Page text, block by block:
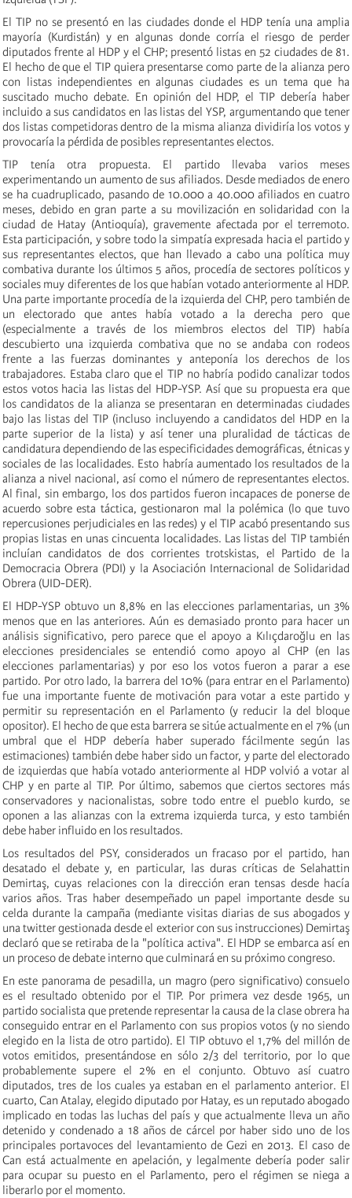
El TIP no se presentó en las ciudades donde el HDP tenía una amplia
mayoría (Kurdistán) y en algunas donde corría el riesgo de perder
diputados frente al HDP y el CHP; presentó listas en 52 ciudades de 81.
El hecho de que el TIP quiera presentarse como parte de la alianza pero
con listas independientes en algunas ciudades es un tema que ha
suscitado mucho debate. En opinión del HDP, el TIP debería haber
incluido a sus candidatos en las listas del YSP, argumentando que tener
dos listas competidoras dentro de la misma alianza dividiría los votos y
provocaría la pérdida de posibles representantes electos.
TIP tenía otra propuesta. El partido llevaba varios meses
experimentando un aumento de sus afiliados. Desde mediados de enero
se ha cuadruplicado, pasando de 10.000 a 40.000 afiliados en cuatro
meses, debido en gran parte a su movilización en solidaridad con la
ciudad de Hatay (Antioquía), gravemente afectada por el terremoto.
Esta participación, y sobre todo la simpatía expresada hacia el partido y
sus representantes electos, que han llevado a cabo una política muy
combativa durante los últimos 5 años, procedía de sectores políticos y
sociales muy diferentes de los que habían votado anteriormente al HDP.
Una parte importante procedía de la izquierda del CHP, pero también de
un electorado que antes había votado a la derecha pero que
(especialmente a través de los miembros electos del TIP) había
descubierto una izquierda combativa que no se andaba con rodeos
frente a lasfuerzas dominantesy anteponía los derechos de los
trabajadores. Estaba claro que el TIP no habría podido canalizar todos
estos votos hacia las listas del HDP-YSP. Así que su propuesta era que
los candidatos de la alianza se presentaran en determinadas ciudades
bajo las listas del TIP (incluso incluyendo a candidatos del HDP en la
parte superior de la lista) y así tener una pluralidad de tácticas de
candidatura dependiendo de las especificidades demográficas, étnicas y
sociales de las localidades. Esto habría aumentado los resultados de la
alianza a nivel nacional, así como el número de representantes electos.
Al final, sin embargo, los dos partidos fueron incapaces de ponerse de
acuerdo sobre esta táctica, gestionaron mal la polémica (lo que tuvo
repercusiones perjudiciales en las redes) y el TIP acabó presentando sus
propias listas en unas cincuenta localidades. Las listas del TIP también
incluían candidatos de dos corrientes trotskistas, el Partido de la
Democracia Obrera (PDI) y la Asociación Internacional de Solidaridad
Obrera (UID-DER).
El HDP-YSPobtuvo un 8,8% en las elecciones parlamentarias, un 3%
menos que en las anteriores. Aún es demasiado pronto para hacer un
análisis significativo, pero parece que el apoyo a Kılıçdaroğlu en las
elecciones presidenciales se entendió como apoyo al CHP (en las
elecciones parlamentarias) y por eso los votos fueron a parar a ese
partido. Por otro lado, la barrera del 10% (para entrar en el Parlamento)
fue una importante fuente de motivación para votar a este partido y
permitir su representación en el Parlamento (y reducir la del bloque
opositor). El hecho de que esta barrera se sitúe actualmente en el 7% (un
umbral que el HDP debería haber superado fácilmente según las
estimaciones) también debe haber sido un factor, y parte del electorado
de izquierdas que había votado anteriormente al HDP volvió a votar al
CHP y en parte al TIP. Por último, sabemos que ciertos sectores más
conservadores y nacionalistas, sobre todo entre el pueblo kurdo, se
oponen a las alianzas con la extrema izquierda turca, y esto también
debe haber influido en los resultados.
Los resultados del PSY, considerados un fracaso por el partido, han
desatado el debate y, en particular, las duras críticas de Selahattin
Demirtaş, cuyas relaciones con la dirección eran tensas desde hacía
varios años. Tras haber desempeñado un papel importante desde su
celda durante la campaña (mediante visitas diarias de sus abogados y
una twitter gestionada desde el exterior con sus instrucciones) Demirtaş
declaró que se retiraba de la "política activa". El HDP se embarca así en
un proceso de debate interno que culminará en su próximo congreso.
En este panorama de pesadilla, un magro (pero significativo) consuelo
es el resultado obtenido por el TIP. Por primera vez desde 1965, un
partido socialista que pretende representar la causa de la clase obrera ha
conseguido entrar en el Parlamento con sus propios votos (y no siendo
elegido en la lista de otro partido). El TIP obtuvo el 1,7% del millón de
votos emitidos, presentándose en sólo 2/3 del territorio, por lo que
probablemente supere el 2% en el conjunto.Obtuvo así cuatro
diputados, tres de los cuales ya estaban en el parlamento anterior. El
cuarto, Can Atalay, elegido diputado por Hatay, es un reputado abogado
implicado en todas las luchas del país y que actualmente lleva un año
detenido y condenado a 18 años de cárcel por haber sido uno de los
principales portavoces del levantamiento de Gezi en 2013. El caso de
Can está actualmente en apelación, y legalmente debería poder salir
para ocupar su puesto en el Parlamento, pero el régimen se niega a
liberarlo por el momento.